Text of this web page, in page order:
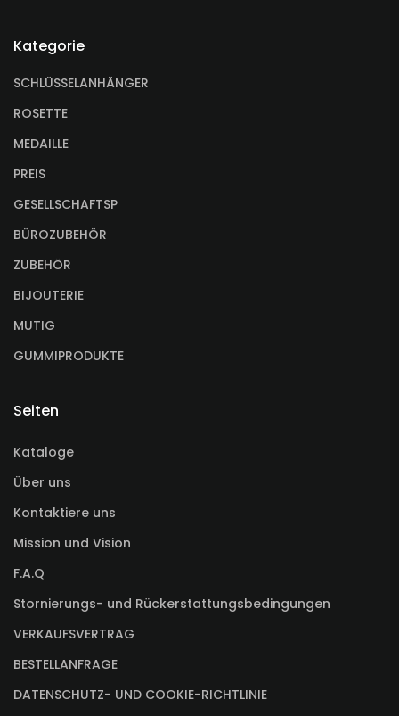
Kategorie
SCHLÜSSELANHÄNGER
ROSETTE
MEDAILLE
PREIS
GESELLSCHAFTSP
BÜROZUBEHÖR
ZUBEHÖR
BIJOUTERIE
MUTIG
GUMMIPRODUKTE
Seiten
Kataloge
Über uns
Kontaktiere uns
Mission und Vision
F.A.Q
Stornierungs- und Rückerstattungsbedingungen
VERKAUFSVERTRAG
BESTELLANFRAGE
DATENSCHUTZ- UND COOKIE-RICHTLINIE